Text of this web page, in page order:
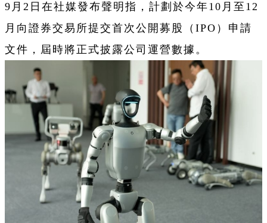
9月2日在社媒發布聲明指，計劃於今年10月至12
月向證券交易所提交首次公開募股（IPO）申請
文件，屆時將正式披露公司運營數據。